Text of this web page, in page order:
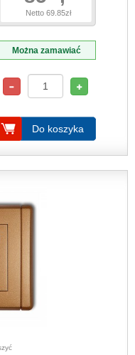
Netto 69.85zł
Można zamawiać
Do koszyka